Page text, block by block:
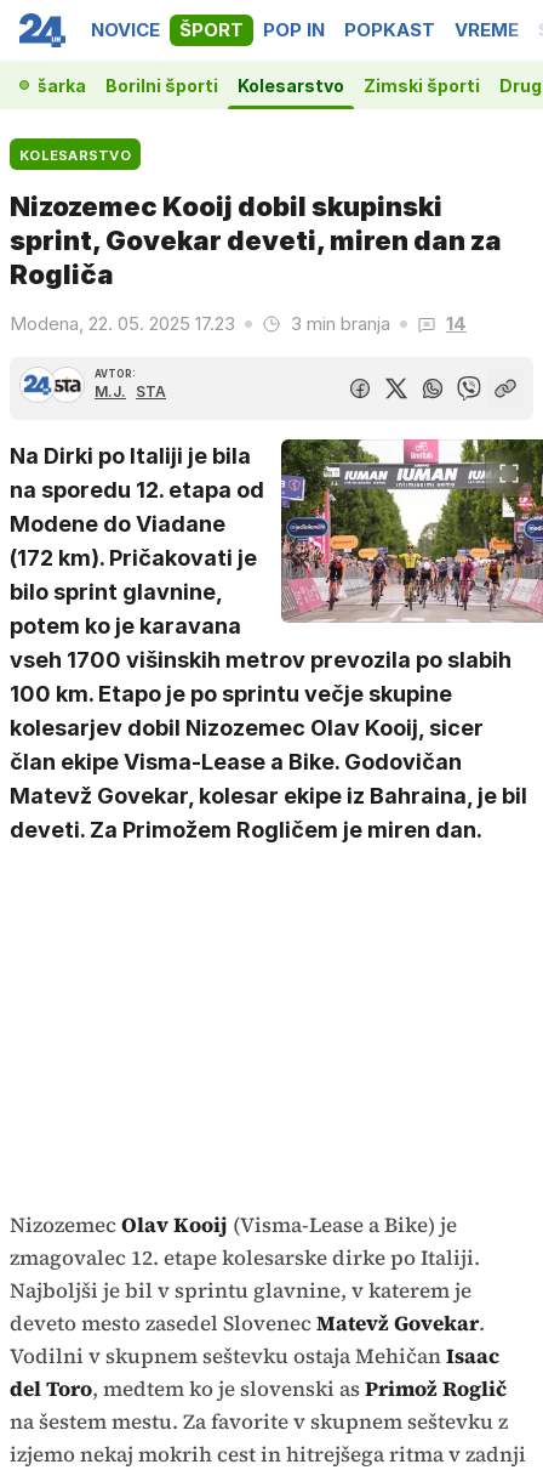
NOVICE ŠPORT POP IN POPKAST VREME
Košarka Borilni športi Kolesarstvo Zimski športi
KOLESARSTVO
Nizozemec Kooij dobil skupinski
sprint, Govekar deveti, miren dan za
Rogliča
Modena, 22. 05. 2025 17.23 3 min branja 14
AVTOR:
M.J. STA
Na Dirki po Italiji je bila
na sporedu 12. etapa od
Modene do Viadane
(172 km). Pričakovati je
bilo sprint glavnine,
potem ko je karavana
vseh 1700 višinskih metrov prevozila po slabih
100 km. Etapo je po sprintu večje skupine
kolesarjev dobil Nizozemec Olav Kooij, sicer
član ekipe Visma-Lease a Bike. Godovičan
Matevž Govekar, kolesar ekipe iz Bahraina, je bil
deveti. Za Primožem Rogličem je miren dan.
NizozemecOlav Kooij (Visma-Lease a Bike) je
zmagovalec 12. etape kolesarske dirke po Italiji.
Najboljši je bil v sprintu glavnine, v katerem je
deveto mesto zasedel SlovenecMatevž Govekar.
Vodilni v skupnem seštevku ostaja MehičanIsaac
del Toro, medtem ko je slovenski asPrimož Roglič
na šestem mestu. Za favorite v skupnem seštevku z
izjemo nekaj mokrih cest in hitrejšega ritma v zadnji